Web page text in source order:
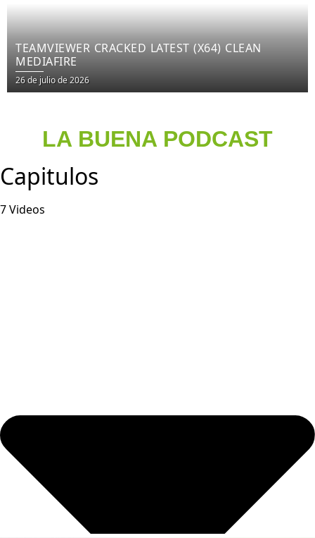
TEAMVIEWER CRACKED LATEST (X64) CLEAN
MEDIAFIRE
26 de julio de 2026
LA BUENA PODCAST
Capitulos
7 Videos